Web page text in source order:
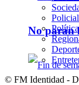
No paran
© FM Identidad -